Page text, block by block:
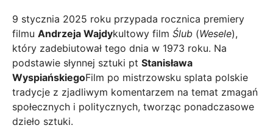
9 stycznia 2025 roku przypada rocznica premiery
filmu Andrzeja Wajdykultowy film Ślub (Wesele),
który zadebiutował tego dnia w 1973 roku. Na
podstawie słynnej sztuki pt Stanisława
WyspiańskiegoFilm po mistrzowsku splata polskie
tradycje z zjadliwym komentarzem na temat zmagań
społecznych i politycznych, tworząc ponadczasowe
dzieło sztuki.